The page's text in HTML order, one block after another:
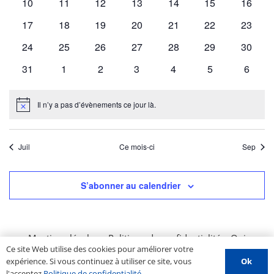
0
17
0
18
0
19
0
20
0
21
0
22
0
23
0
24
0
25
0
26
0
27
0
28
0
29
0
30
0
31
0
1
0
2
0
3
0
4
0
5
0
6
Notice Il n’y a pas d’évènements ce jour là.
Juil Ce mois-ci Sep
S’abonner au calendrier
Mentions légales–Politique de confidentialité–Qui
sommes nous ?–Contactez-nous –Espace PROS
Soumettre un évènement
Ce site Web utilise des cookies pour améliorer votre
expérience. Si vous continuez à utiliser ce site, vous
Ok